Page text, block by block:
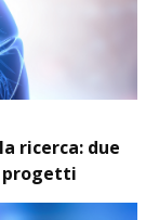
ricerca: due
progetti